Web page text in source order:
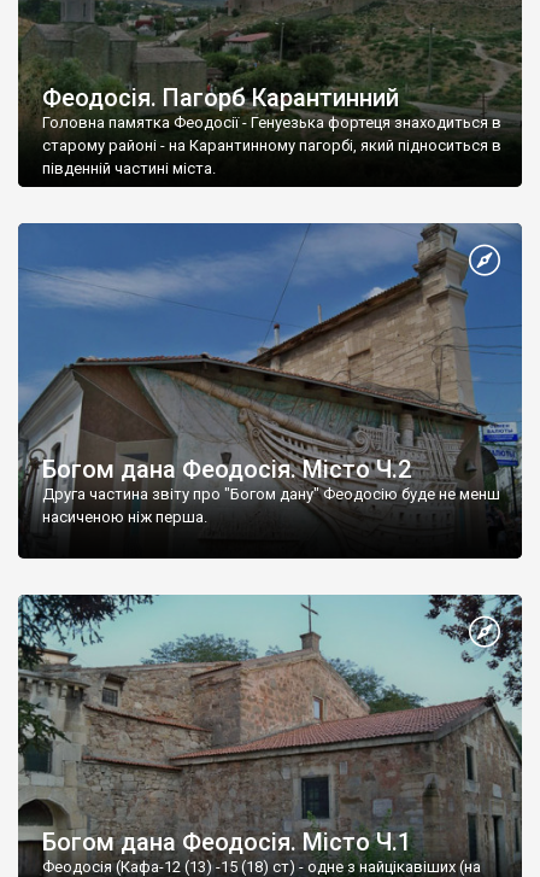
Феодосія. Пагорб Карантинний
Головна памятка Феодосії - Генуезька фортеця знаходиться в
старому районі - на Карантинному пагорбі, який підноситься в
південній частині міста.
Богом дана Феодосія. Місто Ч.2
Друга частина звіту про "Богом дану" Феодосію буде не менш
насиченою ніж перша.
Богом дана Феодосія. Місто Ч.1
Феодосія (Кафа-12 (13) -15 (18) ст) - одне з найцікавіших (на